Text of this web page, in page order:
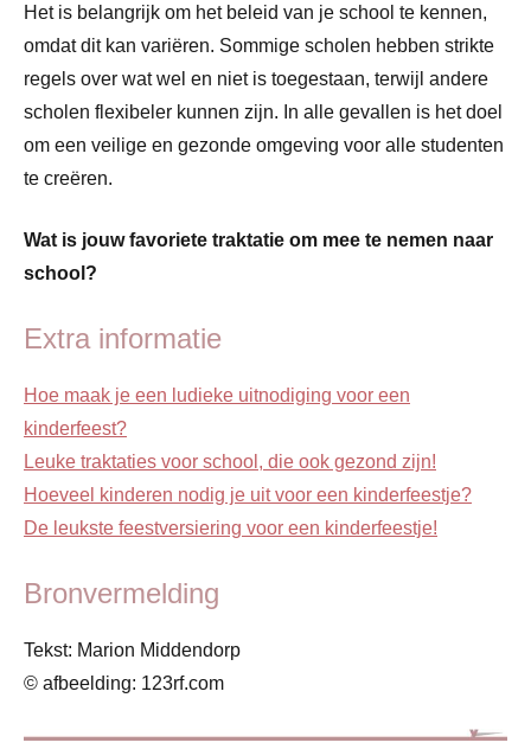
Het is belangrijk om het beleid van je school te kennen,
omdat dit kan variëren. Sommige scholen hebben strikte
regels over wat wel en niet is toegestaan, terwijl andere
scholen flexibeler kunnen zijn. In alle gevallen is het doel
om een veilige en gezonde omgeving voor alle studenten
te creëren.
Wat is jouw favoriete traktatie om mee te nemen naar
school?
Extra informatie
Hoe maak je een ludieke uitnodiging voor een
kinderfeest?
Leuke traktaties voor school, die ook gezond zijn!
Hoeveel kinderen nodig je uit voor een kinderfeestje?
De leukste feestversiering voor een kinderfeestje!
Bronvermelding
Tekst: Marion Middendorp
© afbeelding: 123rf.com